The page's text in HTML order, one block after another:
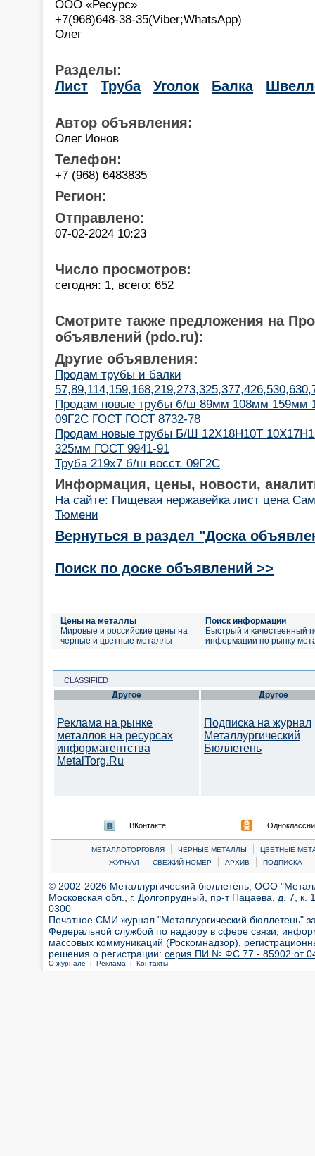
ООО «Ресурс»
+7(968)648-38-35(Viber;WhatsApp)
Олег
Разделы:
Лист
Труба Уголок Балка
Автор объявления:
Олег Ионов
Телефон:
+7 (968) 6483835
Регион:
Отправлено:
07-02-2024 10:23
Число просмотров:
сегодня: 1, всего: 652
Смотрите также предложения на
объявлений (pdo.ru):
Другие объявления:
Продам трубы и балки
Продам новые трубы б/ш 89мм 108мм 159мм
09Г2С ГОСТ ГОСТ 8732-78
Продам новые трубы Б/Ш 12Х18Н10Т
325мм ГОСТ 9941-91
Труба 219х7 б/ш восст. 09Г2С
Информация, цены, новости,
На сайте: Пищевая нержавейка лист цена
Тюмени
Вернуться в раздел "Доска
Поиск по доске объявлений >>
Цены на металлы
Мировые и российские цены на
черные и цветные металлы
Поиск информации
Быстрый и качественный
информации по рынку
CLASSIFIED
Другое
Реклама на рынке
металлов на ресурсах
информагентства
MetalTorg.Ru
Другое
Подписка на журнал
Металлургический
Бюллетень
ВКонтакте
МЕТАЛЛОТОРГОВЛЯ | ЧЕРНЫЕ МЕТАЛЛЫ |
ЦВЕТНЫЕ
ЖУРНАЛ
| СВЕЖИЙ НОМЕР | АРХИВ | ПОДПИСКА |
© 2002-2026 Металлургический бюллетень, ООО
Московская обл., г. Долгопрудный, пр-т Пацаева, д. 7,
0300
Печатное СМИ журнал "Металлургический бюллетень"
Федеральной службой по надзору в сфере связи,
массовых коммуникаций (Роскомнадзор),
решения о регистрации: серия ПИ № ФС 77 - 85902 от 04
О журнале | Реклама | Контакты